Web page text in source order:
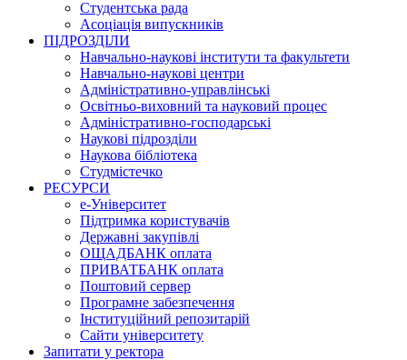
Студентська рада
Асоціація випускників
ПІДРОЗДІЛИ
Навчально-наукові інститути та факультети
Навчально-наукові центри
Адміністративно-управлінські
Освітньо-виховний та науковий процес
Адміністративно-господарські
Наукові підрозділи
Наукова бібліотека
Студмістечко
РЕСУРСИ
е-Університет
Підтримка користувачів
Державні закупівлі
ОЩАДБАНК оплата
ПРИВАТБАНК оплата
Поштовий сервер
Програмне забезпечення
Інституційний репозитарій
Сайти університету
Запитати у ректора